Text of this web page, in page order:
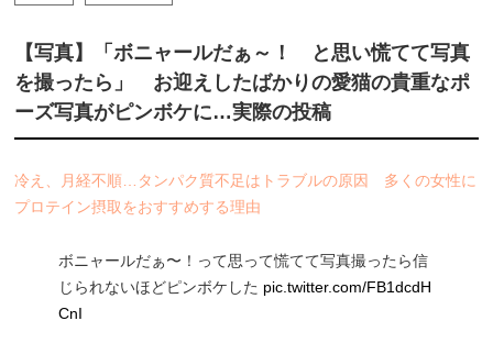
【写真】「ボニャールだぁ～！ と思い慌てて写真
を撮ったら」 お迎えしたばかりの愛猫の貴重なポ
ーズ写真がピンボケに…実際の投稿
冷え、月経不順…タンパク質不足はトラブルの原因 多くの女性に
プロテイン摂取をおすすめする理由
ボニャールだぁ〜！って思って慌てて写真撮ったら信
じられないほどピンボケした pic.twitter.com/FB1dcdH
CnI